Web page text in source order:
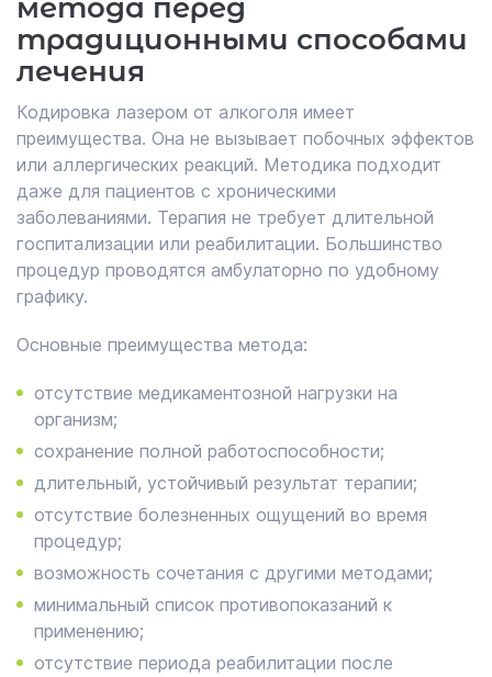
метода перед
традиционными способами
лечения
Кодировка лазером от алкоголя имеет
преимущества. Она не вызывает побочных эффектов
или аллергических реакций. Методика подходит
даже для пациентов с хроническими
заболеваниями. Терапия не требует длительной
госпитализации или реабилитации. Большинство
процедур проводятся амбулаторно по удобному
графику.
Основные преимущества метода:
отсутствие медикаментозной нагрузки на
организм;
сохранение полной работоспособности;
длительный, устойчивый результат терапии;
отсутствие болезненных ощущений во время
процедур;
возможность сочетания с другими методами;
минимальный список противопоказаний к
применению;
отсутствие периода реабилитации после